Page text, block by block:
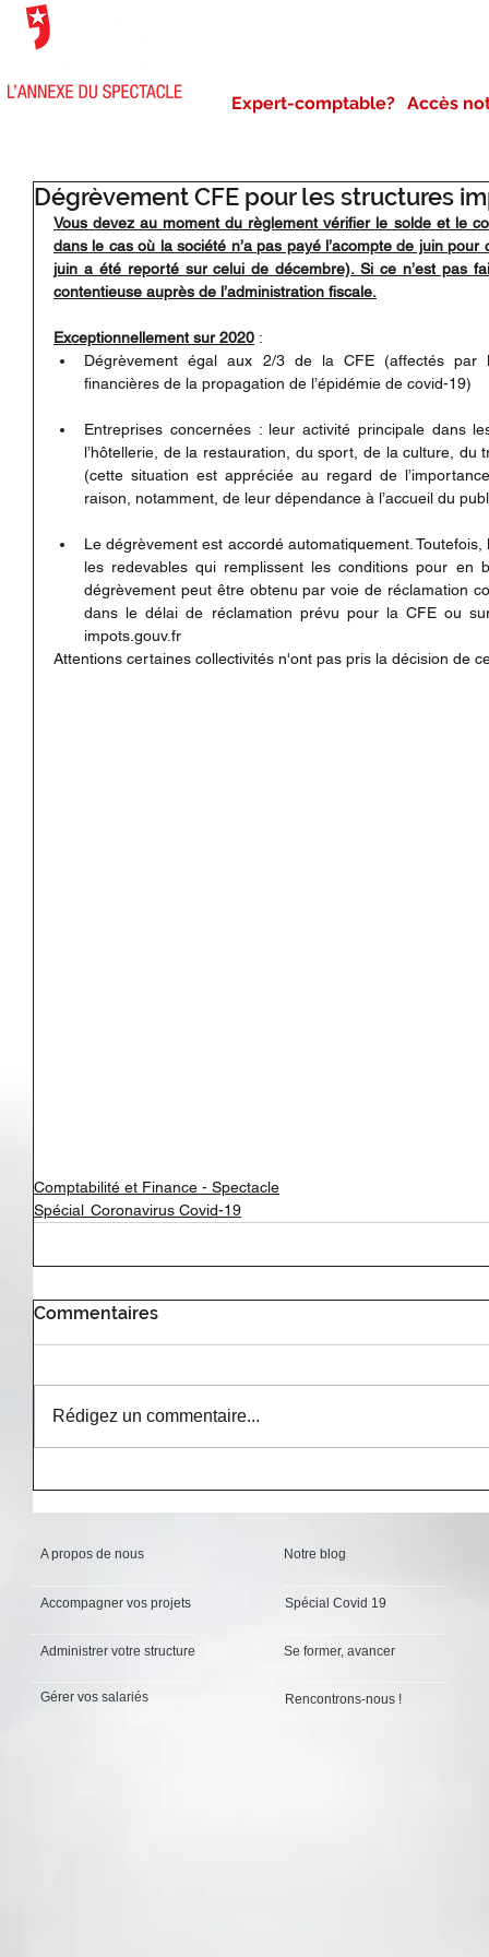
Expert-comptable? Accès
Dégrèvement CFE pour les structures
Vous devez au moment du règlement vérifier le solde et le
dans le cas où la société n’a pas payé l’acompte de juin
juin a été reporté sur celui de décembre). Si ce n’est pas
contentieuse auprès de l’administration fiscale.
Exceptionnellement sur 2020 :
Dégrèvement égal aux 2/3 de la CFE (affectés par
financières de la propagation de l’épidémie de covid-19)
Entreprises concernées : leur activité principale dans
l’hôtellerie, de la restauration, du sport, de la culture, du
(cette situation est appréciée au regard de
raison, notamment, de leur dépendance à l’accueil du
Le dégrèvement est accordé automatiquement.
les redevables qui remplissent les conditions pour en
dégrèvement peut être obtenu par voie de réclamation
dans le délai de réclamation prévu pour la CFE ou
impots.gouv.fr
Attentions certaines collectivités n'ont pas pris la décision de
Comptabilité et Finance - Spectacle
Spécial Coronavirus Covid-19
Commentaires
Rédigez un commentaire...
A propos de nous
Accompagner vos projets
Administrer votre structure
Gérer vos salariés
Notre blog
Spécial Covid 19
Se former, avancer
Rencontrons-nous !